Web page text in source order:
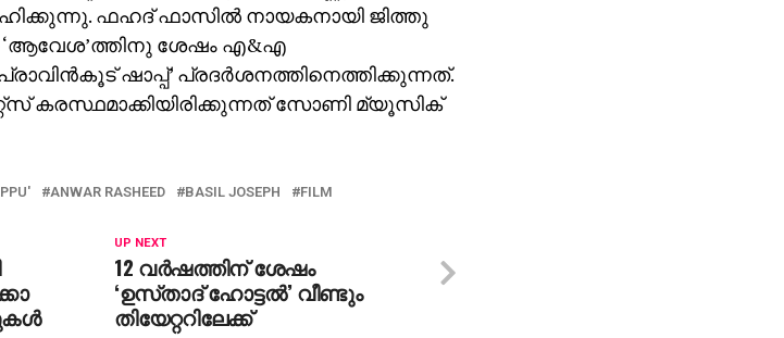
ഫഹദ് ഫാസില്‍ നായകനായി ജിത്തു
‘ആവേശ’ത്തിനു ശേഷം എ&എ
ഷാപ്പ്’ പ്രദര്‍ശനത്തിനെത്തിക്കുന്നത്.
കരസ്ഥമാക്കിയിരിക്കുന്നത് സോണി മ്യൂസിക്‌
ANWAR RASHEED BASIL JOSEPH FILM
UP NEXT
12 വർഷത്തിന് ശേഷം
‘ഉസ്‌താദ്‌ ഹോട്ടൽ’ വീണ്ടും
തിയേറ്ററിലേക്ക്